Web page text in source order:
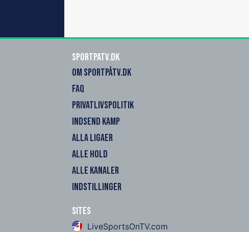
SportPaTV.dk
OM SPORTPÅTV.DK
FAQ
PRIVATLIVSPOLITIK
INDSEND KAMP
ALLA LIGAER
ALLE HOLD
ALLE KANALER
INDSTILLINGER
Sites
LiveSportsOnTV.com